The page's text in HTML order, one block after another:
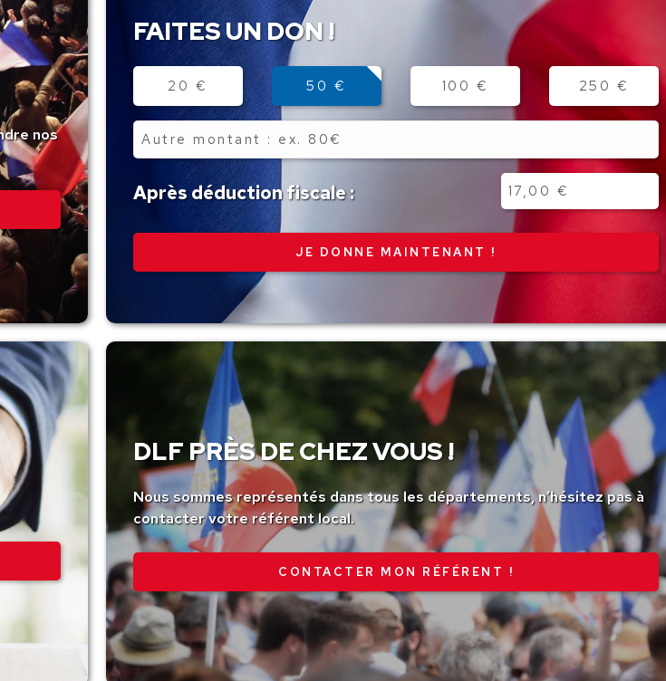
nos
FAITES UN DON !
Montant
20 € 50 € 100 € 250 €
Autre
montant
Après déduction fiscale :
DLF PRÈS DE CHEZ VOUS !
Nous sommes représentés dans tous les départements, n’hésitez pas à
contacter votre référent local.
CONTACTER MON RÉFÉRENT !